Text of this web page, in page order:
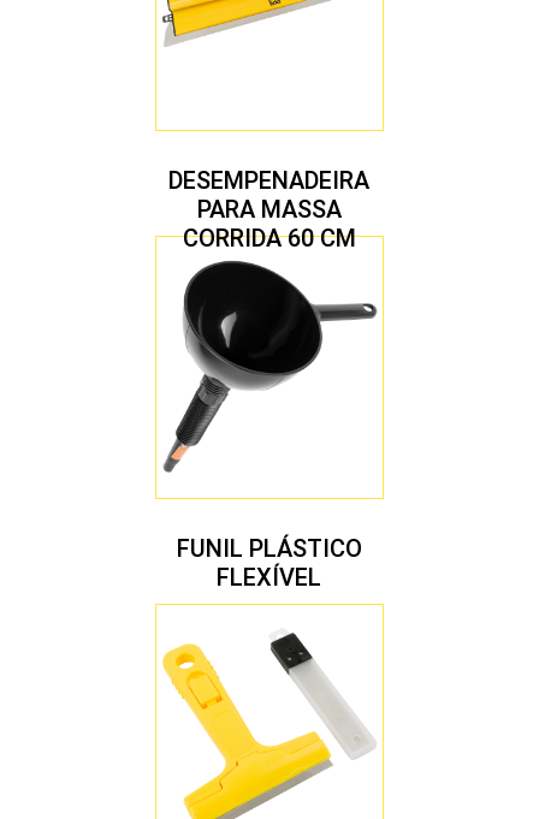
DESEMPENADEIRA
PARA MASSA
CORRIDA 60 CM
FUNIL PLÁSTICO
FLEXÍVEL